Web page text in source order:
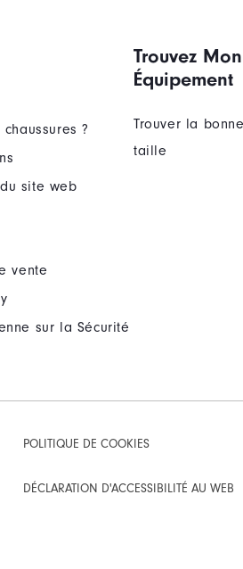
?
site web
vente
sur la Sécurité
Trouvez Mon
Équipement
Trouver la bonne
taille
POLITIQUE DE COOKIES
DÉCLARATION D'ACCESSIBILITÉ AU WEB